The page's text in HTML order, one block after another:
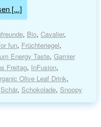
[...]
, Bio, Cavalier,
fun, Früchteriegel,
Energy Taste, Garnier
Freitag, InFusion,
Olive Leaf Drink,
Schär, Schokolade, Snoopy